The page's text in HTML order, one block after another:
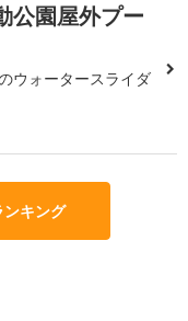
公園屋外プー
ウォータースライダ
キング